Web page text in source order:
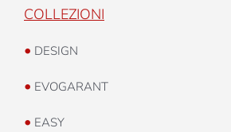
COLLEZIONI
• DESIGN
• EVOGARANT
• EASY